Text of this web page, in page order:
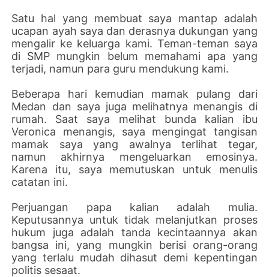
Satu hal yang membuat saya mantap adalah
ucapan ayah saya dan derasnya dukungan yang
mengalir ke keluarga kami. Teman-teman saya
di SMP mungkin belum memahami apa yang
terjadi, namun para guru mendukung kami.
Beberapa hari kemudian mamak pulang dari
Medan dan saya juga melihatnya menangis di
rumah. Saat saya melihat bunda kalian ibu
Veronica menangis, saya mengingat tangisan
mamak saya yang awalnya terlihat tegar,
namun akhirnya mengeluarkan emosinya.
Karena itu, saya memutuskan untuk menulis
catatan ini.
Perjuangan papa kalian adalah mulia.
Keputusannya untuk tidak melanjutkan proses
hukum juga adalah tanda kecintaannya akan
bangsa ini, yang mungkin berisi orang-orang
yang terlalu mudah dihasut demi kepentingan
politis sesaat.